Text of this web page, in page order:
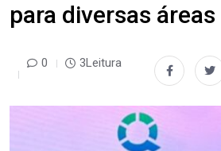
para diversas áreas
0 3Leitura